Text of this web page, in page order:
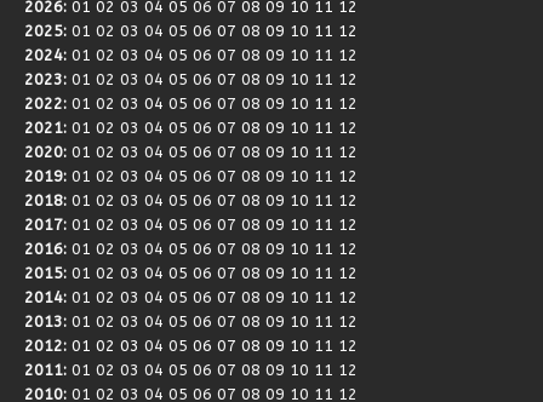
2026: 01 02 03 04 05 06 07 08 09 10 11 12
2025: 01 02 03 04 05 06 07 08 09 10 11 12
2024: 01 02 03 04 05 06 07 08 09 10 11 12
2023: 01 02 03 04 05 06 07 08 09 10 11 12
2022: 01 02 03 04 05 06 07 08 09 10 11 12
2021: 01 02 03 04 05 06 07 08 09 10 11 12
2020: 01 02 03 04 05 06 07 08 09 10 11 12
2019: 01 02 03 04 05 06 07 08 09 10 11 12
2018: 01 02 03 04 05 06 07 08 09 10 11 12
2017: 01 02 03 04 05 06 07 08 09 10 11 12
2016: 01 02 03 04 05 06 07 08 09 10 11 12
2015: 01 02 03 04 05 06 07 08 09 10 11 12
2014: 01 02 03 04 05 06 07 08 09 10 11 12
2013: 01 02 03 04 05 06 07 08 09 10 11 12
2012: 01 02 03 04 05 06 07 08 09 10 11 12
2011: 01 02 03 04 05 06 07 08 09 10 11 12
2010: 01 02 03 04 05 06 07 08 09 10 11 12